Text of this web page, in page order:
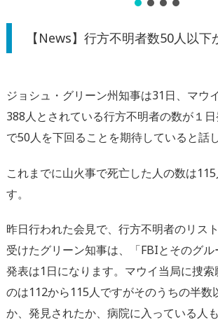
【News】行方不明者数50人以下
ジョシュ・グリーン州知事は31日、マウ
388人とされている行方不明者の数が１
で50人を下回ることを期待していると話し
これまでに山火事で死亡した人の数は
す。
昨日行われた会見で、行方不明者のリス
受けたグリーン知事は、「FBIとそのグ
発表は1日になります。マウイ当局に捜
のは112から115人ですがそのうちの半数
か、発見されたか、病院に入っている人